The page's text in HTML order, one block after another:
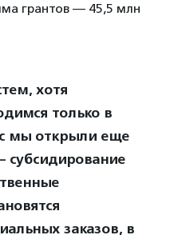
грантов — 45,5 млн
хотя
только в
мы открыли еще
субсидирование
заказов, в